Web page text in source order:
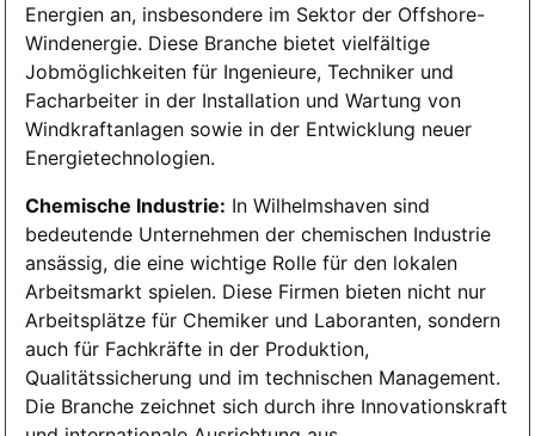
Energien an, insbesondere im Sektor der Offshore-
Windenergie. Diese Branche bietet vielfältige
Jobmöglichkeiten für Ingenieure, Techniker und
Facharbeiter in der Installation und Wartung von
Windkraftanlagen sowie in der Entwicklung neuer
Energietechnologien.
Chemische Industrie: In Wilhelmshaven sind
bedeutende Unternehmen der chemischen Industrie
ansässig, die eine wichtige Rolle für den lokalen
Arbeitsmarkt spielen. Diese Firmen bieten nicht nur
Arbeitsplätze für Chemiker und Laboranten, sondern
auch für Fachkräfte in der Produktion,
Qualitätssicherung und im technischen Management.
Die Branche zeichnet sich durch ihre Innovationskraft